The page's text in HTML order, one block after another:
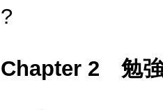
?
Chapter 2 勉